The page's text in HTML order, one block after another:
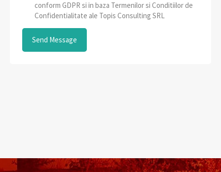
conform GDPR si in baza Termenilor si Conditiilor de
Confidentialitate ale Topis Consulting SRL